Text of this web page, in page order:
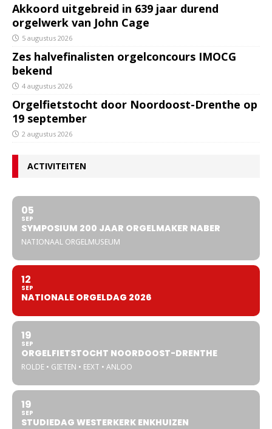
Akkoord uitgebreid in 639 jaar durend
orgelwerk van John Cage
5 augustus 2026
Zes halvefinalisten orgelconcours IMOCG
bekend
4 augustus 2026
Orgelfietstocht door Noordoost-Drenthe op
19 september
2 augustus 2026
ACTIVITEITEN
05
SEP
SYMPOSIUM 200 JAAR ORGELMAKER NABER
NATIONAAL ORGELMUSEUM
12
SEP
NATIONALE ORGELDAG 2026
19
SEP
ORGELFIETSTOCHT NOORDOOST-DRENTHE
ROLDE • GIETEN • EEXT • ANLOO
19
SEP
STUDIEDAG WESTERKERK ENKHUIZEN